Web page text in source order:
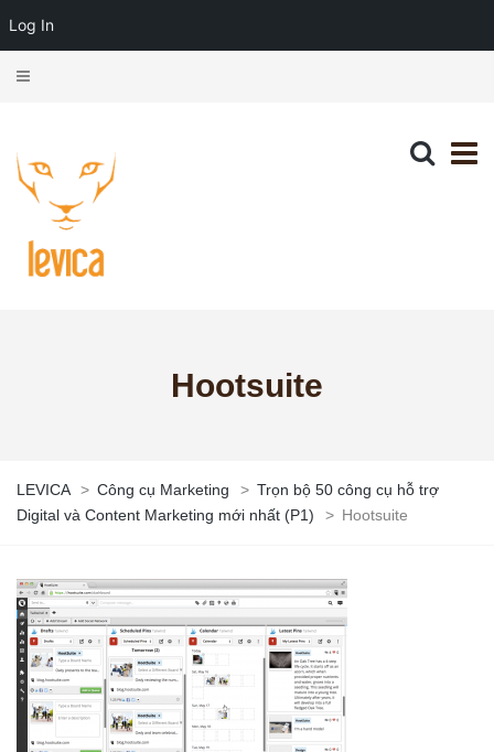
Hootsuite
LEVICA > Công cụ Marketing > Trọn bộ 50 công cụ hỗ trợ
Digital và Content Marketing mới nhất (P1)
> Hootsuite
Log In